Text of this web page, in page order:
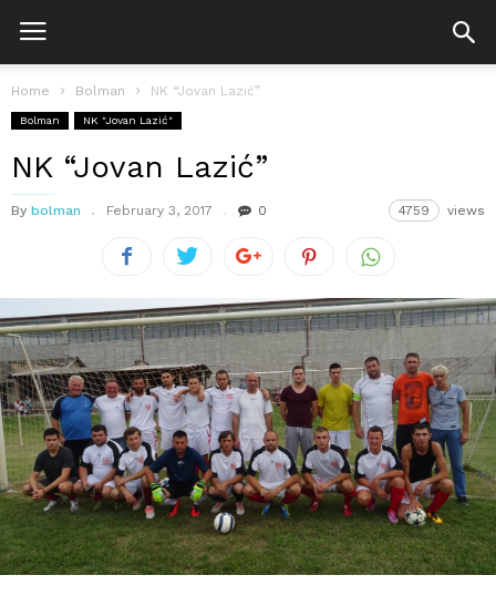
Home Bolman NK “Jovan Lazić”
Bolman NK "Jovan Lazić"
NK “Jovan Lazić”
By bolman February 3, 2017 0 4759 views